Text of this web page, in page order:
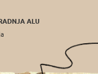
ALU